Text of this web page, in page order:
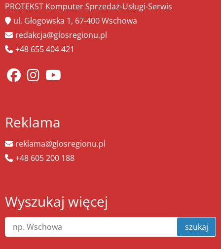
PROTEKST Komputer Sprzedaż-Usługi-Serwis
ul. Głogowska 1, 67-400 Wschowa
redakcja@glosregionu.pl
+48 655 404 421
Reklama
reklama@glosregionu.pl
+48 605 200 188
Wyszukaj więcej
szukaj